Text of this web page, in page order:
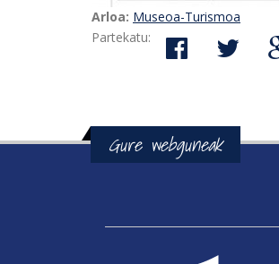
Arloa: Museoa-Turismoa
Partekatu:
Gure webguneak